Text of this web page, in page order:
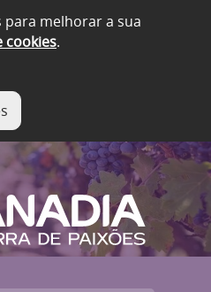
para melhorar a sua
cookies.